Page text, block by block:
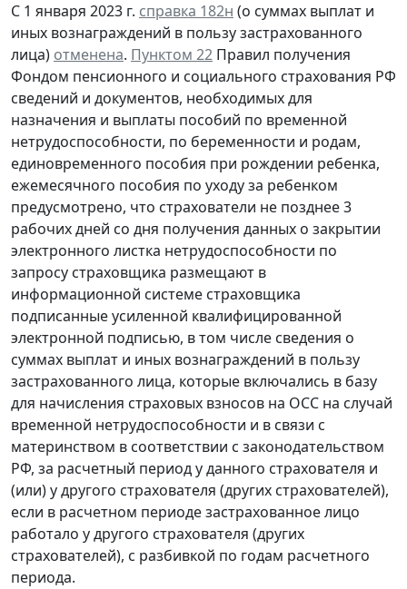
С 1 января 2023 г. справка 182н (o суммах выплат и
иных вознаграждений в пользу застрахованного
лица) отменена. Пунктом 22 Правил получения
Фондом пенсионного и социального страхования РФ
сведений и документов, необходимых для
назначения и выплаты пособий по временной
нетрудоспособности, по беременности и родам,
единовременного пособия при рождении ребенка,
ежемесячного пособия по уходу за ребенком
предусмотрено, что страхователи не позднее 3
рабочих дней со дня получения данных о закрытии
электронного листка нетрудоспособности по
запросу страховщика размещают в
информационной системе страховщика
подписанные усиленной квалифицированной
электронной подписью, в том числе сведения о
суммах выплат и иных вознаграждений в пользу
застрахованного лица, которые включались в базу
для начисления страховых взносов на ОСС на случай
временной нетрудоспособности и в связи с
материнством в соответствии с законодательством
РФ, за расчетный период у данного страхователя и
(или) у другого страхователя (других страхователей),
если в расчетном периоде застрахованное лицо
работало у другого страхователя (других
страхователей), с разбивкой по годам расчетного
периода.